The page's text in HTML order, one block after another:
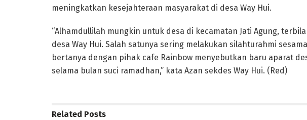
meningkatkan kesejahteraan masyarakat di desa Way Hui.
“Alhamdullilah mungkin untuk desa di kecamatan Jati Agung,
desa Way Hui. Salah satunya sering melakukan silahturahmi
bertanya dengan pihak cafe Rainbow menyebutkan baru aparat
selama bulan suci ramadhan,” kata Azan sekdes Way Hui. (Red)
Related Posts